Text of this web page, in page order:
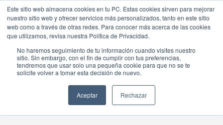
Este sitio web almacena cookies en tu PC. Estas cookies sirven para mejorar
nuestro sitio web y ofrecer servicios más personalizados, tanto en este sitio
web como a través de otras redes. Para conocer más acerca de las cookies
que utilizamos, revisa nuestra Política de Privacidad.
No haremos seguimiento de tu información cuando visites nuestro
sitio. Sin embargo, con el fin de cumplir con tus preferencias,
tendremos que usar solo una pequeña cookie para que no se te
solicite volver a tomar esta decisión de nuevo.
Aceptar Rechazar
NEXSYS CONNECT
ACADEMY